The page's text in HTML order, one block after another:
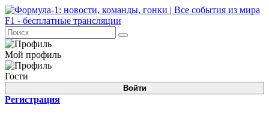
Мой профиль
Гости
Войти
Регистрация